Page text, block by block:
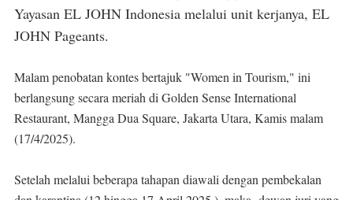
Yayasan EL JOHN Indonesia melalui unit kerjanya, EL
JOHN Pageants.
Malam penobatan kontes bertajuk "Women in Tourism," ini
berlangsung secara meriah di Golden Sense International
Restaurant, Mangga Dua Square, Jakarta Utara, Kamis malam
(17/4/2025).
Setelah melalui beberapa tahapan diawali dengan pembekalan